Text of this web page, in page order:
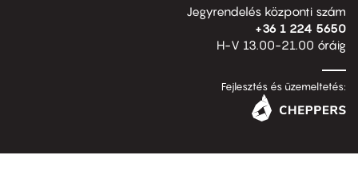
Jegyrendelés központi szám
+36 1 224 5650
H-V 13.00-21.00 óráig
Fejlesztés és üzemeltetés: